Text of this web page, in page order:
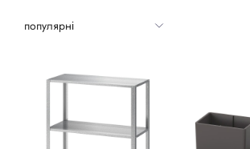
ТЕКСТИЛЬ
ГОРЩИКИ І РОСЛИНИ